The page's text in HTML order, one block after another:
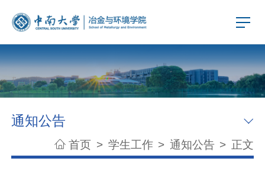
通知公告
首页 > 学生工作 > 通知公告 > 正文